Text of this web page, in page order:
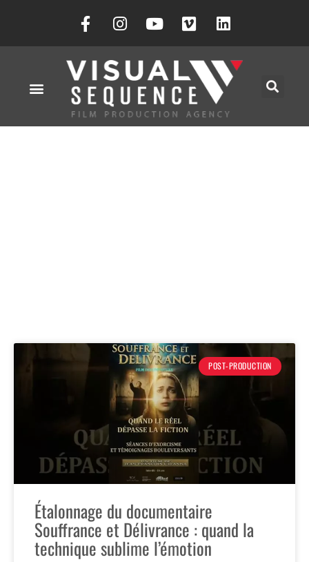
POST-PRODUCTION
Étalonnage du documentaire
Souffrance et Délivrance : quand la
technique sublime l’émotion